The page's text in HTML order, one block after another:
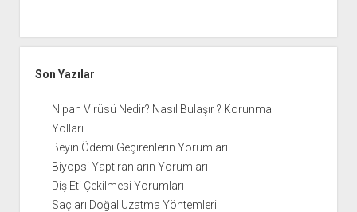
Son Yazılar
Nipah Virüsü Nedir? Nasıl Bulaşır ? Korunma
Yolları
Beyin Ödemi Geçirenlerin Yorumları
Biyopsi Yaptıranların Yorumları
Diş Eti Çekilmesi Yorumları
Saçları Doğal Uzatma Yöntemleri